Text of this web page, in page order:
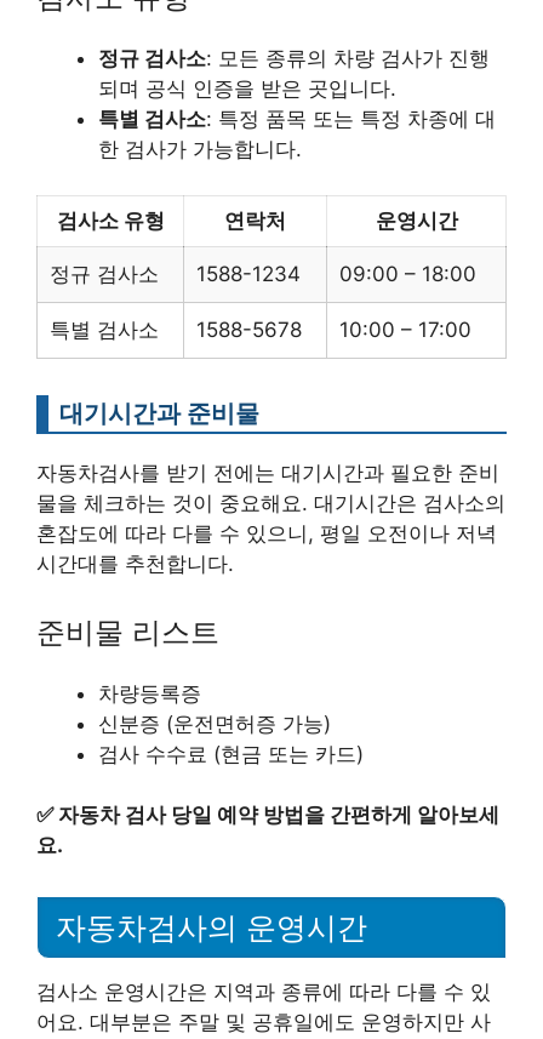
정규 검사소: 모든 종류의 차량 검사가 진행
되며 공식 인증을 받은 곳입니다.
특별 검사소: 특정 품목 또는 특정 차종에 대
한 검사가 가능합니다.
검사소 유형 연락처 운영시간
정규 검사소 1588-1234 09:00 – 18:00
특별 검사소 1588-5678 10:00 – 17:00
대기시간과 준비물
자동차검사를 받기 전에는 대기시간과 필요한 준비
물을 체크하는 것이 중요해요. 대기시간은 검사소의
혼잡도에 따라 다를 수 있으니, 평일 오전이나 저녁
시간대를 추천합니다.
준비물 리스트
차량등록증
신분증 (운전면허증 가능)
검사 수수료 (현금 또는 카드)
✅ 자동차 검사 당일 예약 방법을 간편하게 알아보세
요.
자동차검사의 운영시간
검사소 운영시간은 지역과 종류에 따라 다를 수 있
어요. 대부분은 주말 및 공휴일에도 운영하지만 사